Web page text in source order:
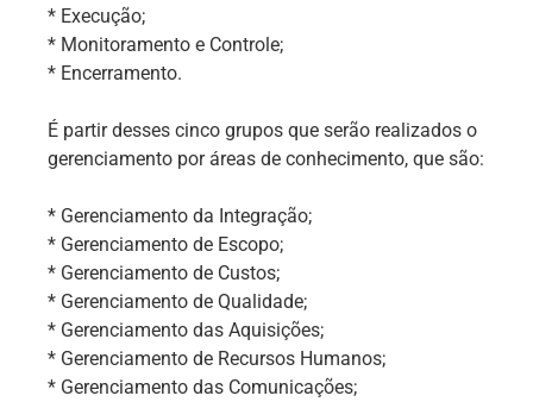
* Execução;
* Monitoramento e Controle;
* Encerramento.
É partir desses cinco grupos que serão realizados o
gerenciamento por áreas de conhecimento, que são:
* Gerenciamento da Integração;
* Gerenciamento de Escopo;
* Gerenciamento de Custos;
* Gerenciamento de Qualidade;
* Gerenciamento das Aquisições;
* Gerenciamento de Recursos Humanos;
* Gerenciamento das Comunicações;